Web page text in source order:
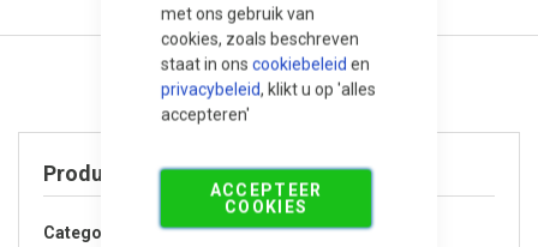
met ons gebruik van
cookies, zoals beschreven
staat in ons cookiebeleid en
privacybeleid, klikt u op 'alles
accepteren'
ACCEPTEER
COOKIES
Product specificaties
Categorie